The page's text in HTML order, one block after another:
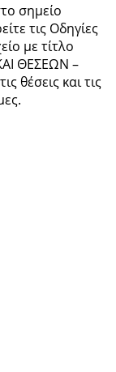
σημείο
τις Οδηγίες
με τίτλο
ΘΕΣΕΩΝ –
θέσεις και τις